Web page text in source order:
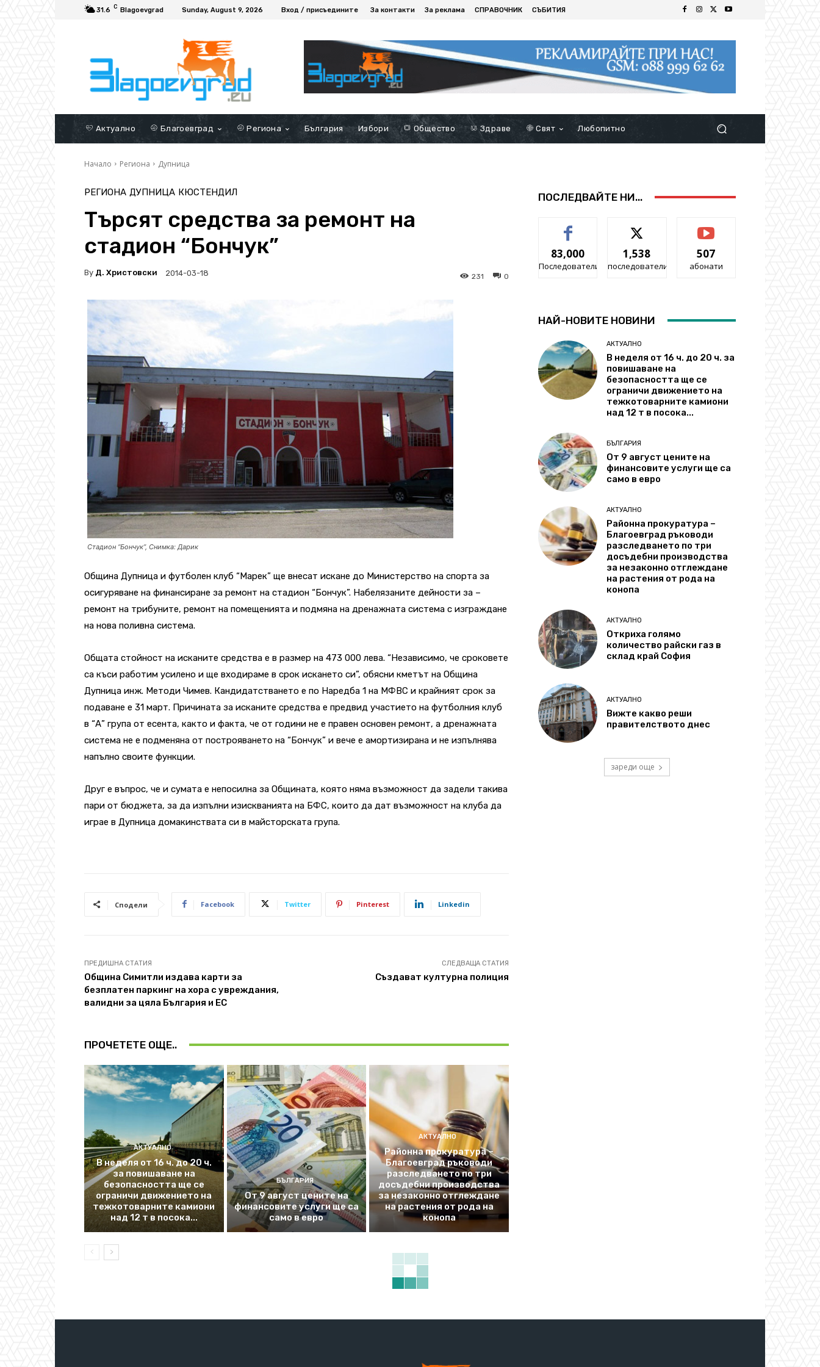
31.6 C Blagoevgrad Sunday, August 9, 2026 Вход / присъедините За контакти За реклама СПРАВОЧНИК СЪБИТИЯ
Актуално Благоевград Региона България Избори Общество Здраве Свят Любопитно
Начало Региона Дупница
РЕГИОНА ДУПНИЦА КЮСТЕНДИЛ
Търсят средства за ремонт на
стадион “Бончук”
By Д. Христовски 2014-03-18 0
231
Стадион “Бончук”, Снимка: Дарик
Община Дупница и футболен клуб “Марек” ще внесат искане до Министерство на спорта за
осигуряване на финансиране за ремонт на стадион “Бончук”. Набелязаните дейности за –
ремонт на трибуните, ремонт на помещенията и подмяна на дренажната система с изграждане
на нова поливна система.
Общата стойност на исканите средства е в размер на 473 000 лева. “Независимо, че сроковете
са къси работим усилено и ще входираме в срок искането си”, обясни кметът на Община
Дупница инж. Методи Чимев. Кандидатстването е по Наредба 1 на МФВС и крайният срок за
подаване е 31 март. Причината за исканите средства е предвид участието на футболния клуб
в “А” група от есента, както и факта, че от години не е правен основен ремонт, а дренажната
система не е подменяна от построяването на “Бончук” и вече е амортизирана и не изпълнява
напълно своите функции.
Друг е въпрос, че и сумата е непосилна за Общината, която няма възможност да задели такива
пари от бюджета, за да изпълни изискванията на БФС, които да дат възможност на клуба да
играе в Дупница домакинствата си в майсторската група.
Сподели Facebook Twitter Pinterest Linkedin
ПРЕДИШНА СТАТИЯ
Община Симитли издава карти за
безплатен паркинг на хора с увреждания,
валидни за цяла България и ЕС
СЛЕДВАЩА СТАТИЯ
Създават културна полиция
ПРОЧЕТЕТЕ ОЩЕ..
АКТУАЛНО
В неделя от 16 ч. до 20 ч.
за повишаване на
безопасността ще се
ограничи движението на
тежкотоварните камиони
над 12 т в посока...
БЪЛГАРИЯ
От 9 август цените на
финансовите услуги ще са
само в евро
АКТУАЛНО
Районна прокуратура –
Благоевград ръководи
разследването по три
досъдебни производства
за незаконно отглеждане
на растения от рода на
конопа
ПОСЛЕДВАЙТЕ НИ...
83,000
Последователи
1,538
последователи
507
абонати
НАЙ-НОВИТЕ НОВИНИ
АКТУАЛНО
В неделя от 16 ч. до 20 ч. за
повишаване на
безопасността ще се
ограничи движението на
тежкотоварните камиони
над 12 т в посока...
БЪЛГАРИЯ
От 9 август цените на
финансовите услуги ще са
само в евро
АКТУАЛНО
Районна прокуратура –
Благоевград ръководи
разследването по три
досъдебни производства
за незаконно отглеждане
на растения от рода на
конопа
АКТУАЛНО
Откриха голямо
количество райски газ в
склад край София
АКТУАЛНО
Вижте какво реши
правителството днес
зареди още